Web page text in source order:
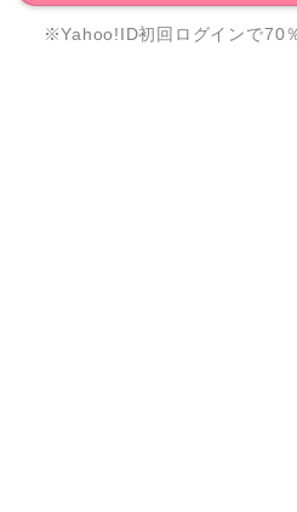
※Yahoo!ID初回ログインで70